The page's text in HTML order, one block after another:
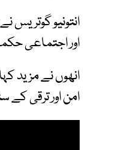
انتونیو گوتریس
اور اجتماعی
انھوں نے مزید
امن اور ترقی